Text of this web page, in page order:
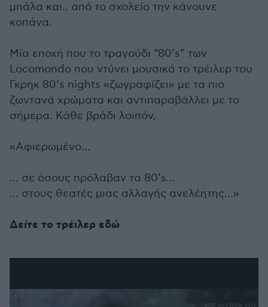
μπάλα και.. από το σχολείο την κάνουνε
κοπάνα.
Μία εποχή που το τραγούδι “80’s” των
Locomondo που ντύνει μουσικά το τρέιλερ του
Γκρηκ 80’s nights «ζωγραφίζει» με τα πιο
ζωντανά χρώματα και αντιπαραβάλλει με το
σήμερα. Κάθε βράδι λοιπόν,
«Αφιερωμένο…
… σε όσους πρόλαβαν τα 80’s…
… στους θεατές μιας αλλαγής ανελέητης…»
Δείτε το τρέιλερ εδώ